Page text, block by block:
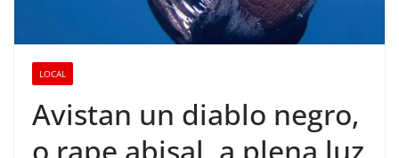
LOCAL
Avistan un diablo negro,